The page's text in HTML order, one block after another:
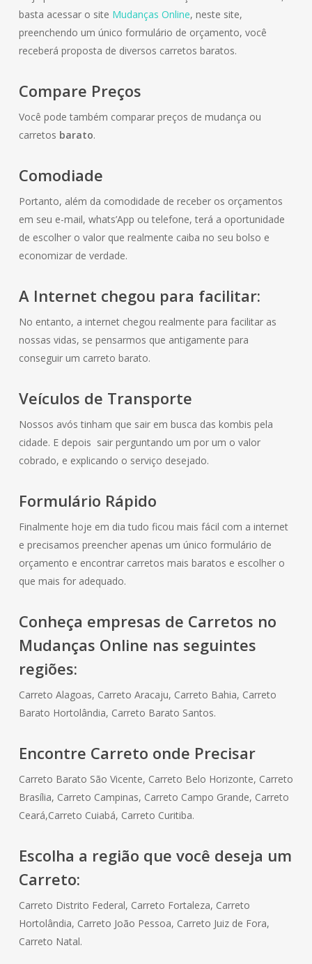
basta acessar o site Mudanças Online, neste site,
preenchendo um único formulário de orçamento, você
receberá proposta de diversos carretos baratos.
Compare Preços
Você pode também comparar preços de mudança ou
carretos barato.
Comodiade
Portanto, além da comodidade de receber os orçamentos
em seu e-mail, whats’App ou telefone, terá a oportunidade
de escolher o valor que realmente caiba no seu bolso e
economizar de verdade.
A Internet chegou para facilitar:
No entanto, a internet chegou realmente para facilitar as
nossas vidas, se pensarmos que antigamente para
conseguir um carreto barato.
Veículos de Transporte
Nossos avós tinham que sair em busca das kombis pela
cidade. E depois sair perguntando um por um o valor
cobrado, e explicando o serviço desejado.
Formulário Rápido
Finalmente hoje em dia tudo ficou mais fácil com a internet
e precisamos preencher apenas um único formulário de
orçamento e encontrar carretos mais baratos e escolher o
que mais for adequado.
Conheça empresas de Carretos no
Mudanças Online nas seguintes
regiões:
Carreto Alagoas, Carreto Aracaju, Carreto Bahia, Carreto
Barato Hortolândia, Carreto Barato Santos.
Encontre Carreto onde Precisar
Carreto Barato São Vicente, Carreto Belo Horizonte, Carreto
Brasília, Carreto Campinas, Carreto Campo Grande, Carreto
Ceará,Carreto Cuiabá, Carreto Curitiba.
Escolha a região que você deseja um
Carreto:
Carreto Distrito Federal, Carreto Fortaleza, Carreto
Hortolândia, Carreto João Pessoa, Carreto Juiz de Fora,
Carreto Natal.